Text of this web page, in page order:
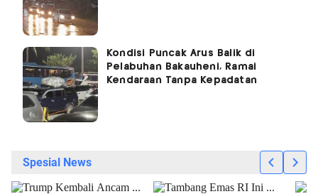
Kondisi Puncak Arus Balik di
Pelabuhan Bakauheni, Ramai
Kendaraan Tanpa Kepadatan